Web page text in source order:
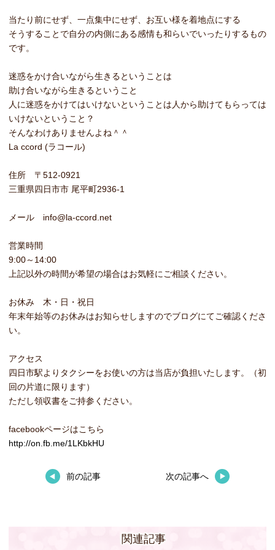
当たり前にせず、一点集中にせず、お互い様を着地点にする
そうすることで自分の内側にある感情も和らいでいったりするもの
です。
迷惑をかけ合いながら生きるということは
助け合いながら生きるということ
人に迷惑をかけてはいけないということは人から助けてもらっては
いけないということ？
そんなわけありませんよね＾＾
La ccord (ラコール)
住所 〒512-0921
三重県四日市市 尾平町2936-1
メール info@la-ccord.net
営業時間
9:00～14:00
上記以外の時間が希望の場合はお気軽にご相談ください。
お休み 木・日・祝日
年末年始等のお休みはお知らせしますのでブログにてご確認くださ
い。
アクセス
四日市駅よりタクシーをお使いの方は当店が負担いたします。（初
回の片道に限ります）
ただし領収書をご持参ください。
facebookページはこちら
http://on.fb.me/1LKbkHU
前の記事 次の記事へ
関連記事